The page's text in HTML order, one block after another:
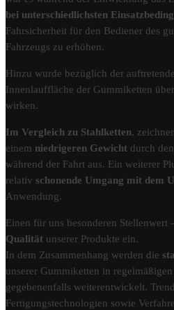
bei unterschiedlichsten
Fahrsicherheit für den Bediener des
Fahrzeugs zu erhöhen.
Hinzu wurde bezüglich der
Innenlauffläche der Gummiketten
wirken.
Im Vergleich zu Stahlketten,
einem niedrigeren Gewicht durch den
während der Fahrt aus. Ein weiterer
relativ schonende Umgang mit dem
Anwendung.
Einen für uns besonderen Stellenwert
Qualität unserer Produkte ein.
In dem Zusammenhang werden die
unserer Gummiketten in
gegebenenfalls weiterentwickelt.
Fertigungstechnologien sowie